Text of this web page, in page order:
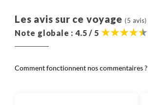
Les avis sur ce voyage (5 avis)
Note globale : 4.5 / 5
Comment fonctionnent nos commentaires ?